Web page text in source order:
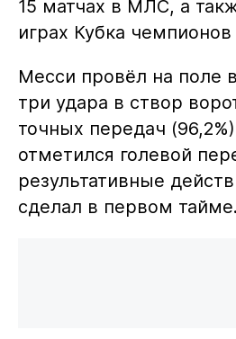
15 матчах в МЛС, а
играх Кубка
Месси провёл на поле
три удара в створ
точных передач
отметился голевой
результативные
сделал в первом тайме.